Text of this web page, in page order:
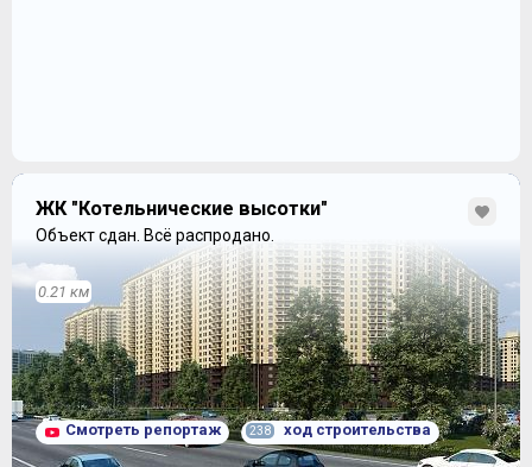
ЖК "Котельнические высотки"
Объект сдан. Всё распродано.
0.21 км
Смотреть репортаж 238 ход строительства